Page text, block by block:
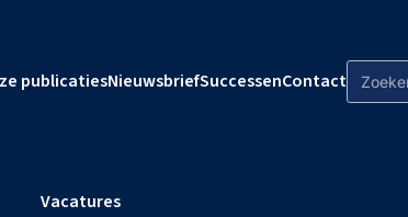
publicatiesNieuwsbriefSuccessenContact
Vacatures